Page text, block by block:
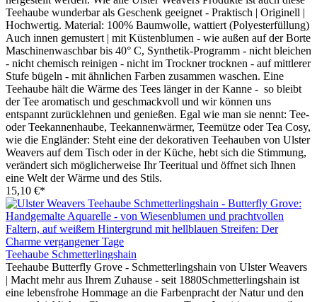
Teehaube wunderbar als Geschenk geeignet - Praktisch | Originell |
Hochwertig. Material: 100% Baumwolle, wattiert (Polyesterfüllung)
Auch innen gemustert | mit Küstenblumen - wie außen auf der Borte
Maschinenwaschbar bis 40° C, Synthetik-Programm - nicht bleichen
- nicht chemisch reinigen - nicht im Trockner trocknen - auf mittlerer
Stufe bügeln - mit ähnlichen Farben zusammen waschen. Eine
Teehaube hält die Wärme des Tees länger in der Kanne - so bleibt
der Tee aromatisch und geschmackvoll und wir können uns
entspannt zurücklehnen und genießen. Egal wie man sie nennt: Tee-
oder Teekannenhaube, Teekannenwärmer, Teemütze oder Tea Cosy,
wie die Engländer: Steht eine der dekorativen Teehauben von Ulster
Weavers auf dem Tisch oder in der Küche, hebt sich die Stimmung,
verändert sich möglicherweise Ihr Teeritual und öffnet sich Ihnen
eine Welt der Wärme und des Stils.
15,10 €*
Teehaube Schmetterlingshain
Teehaube Butterfly Grove - Schmetterlingshain von Ulster Weavers
| Macht mehr aus Ihrem Zuhause - seit 1880Schmetterlingshain ist
eine lebensfrohe Hommage an die Farbenpracht der Natur und den